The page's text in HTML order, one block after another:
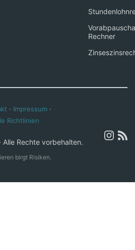
Rechner
· Impressum ·
Richtlinien
Rechte vorbehalten.
birgt Risiken.